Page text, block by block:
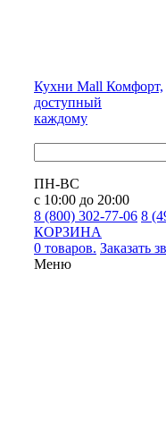
Кухни Mall Комфорт,
доступный
каждому
ПН-ВС
с 10:00 до 20:00
8 (800) 302-77-06 8
КОРЗИНА
0 товаров. Заказать
Меню